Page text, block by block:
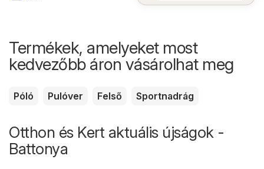
Termékek, amelyeket most
kedvezőbb áron vásárolhat meg
Póló Pulóver Felső Sportnadrág
Otthon és Kert aktuális újságok -
Battonya